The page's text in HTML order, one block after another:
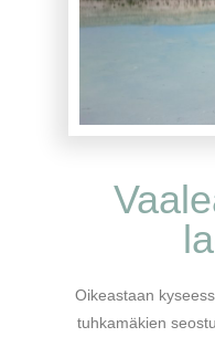
Oikeastaan
tuhkamäkien